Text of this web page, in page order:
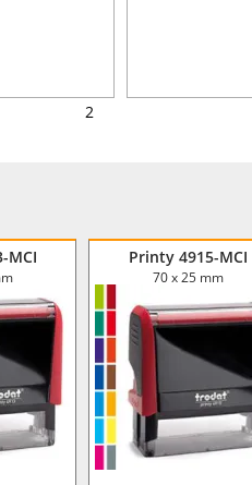
2
MCI Printy 4915-MCI
70 x 25 mm